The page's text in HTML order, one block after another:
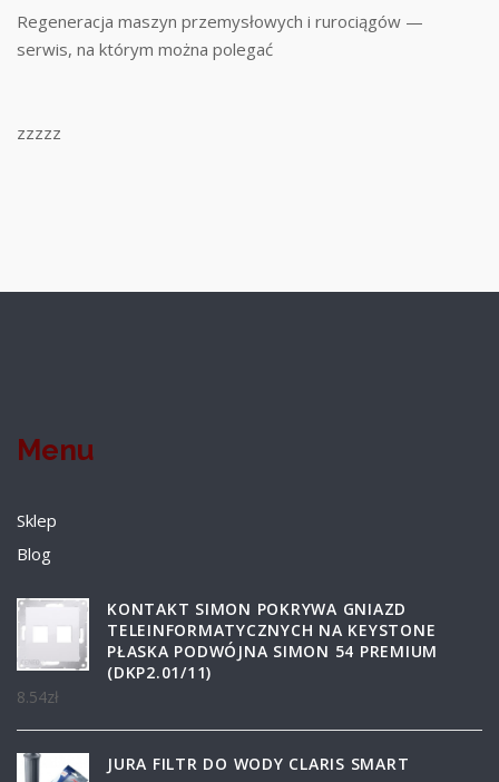
Regeneracja maszyn przemysłowych i rurociągów —
serwis, na którym można polegać
zzzzz
Menu
Sklep
Blog
KONTAKT SIMON POKRYWA GNIAZD
TELEINFORMATYCZNYCH NA KEYSTONE
PŁASKA PODWÓJNA SIMON 54 PREMIUM
(DKP2.01/11)
8.54zł
JURA FILTR DO WODY CLARIS SMART